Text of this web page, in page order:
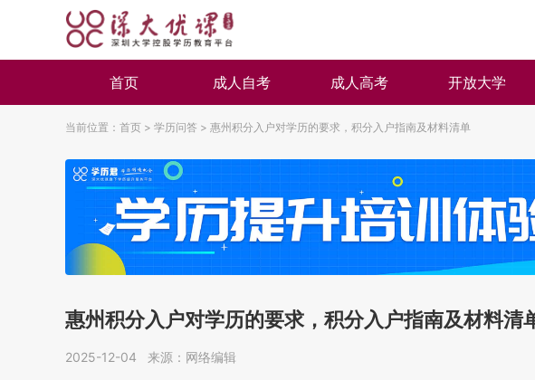
首页 成人自考 成人高考 开放大学
当前位置： 首页 > 学历问答 > 惠州积分入户对学历的要求，积分入户指南及材料清单
惠州积分入户对学历的要求，积分入户指南及材料清
2025-12-04 来源：网络编辑